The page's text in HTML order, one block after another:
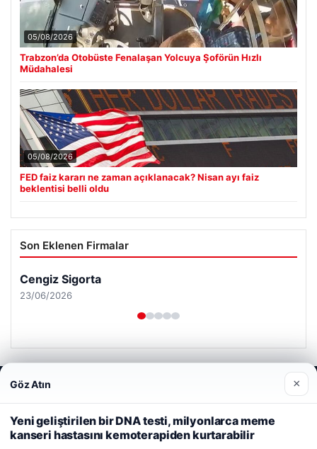
05/08/2026
Trabzon’da Otobüste Fenalaşan Yolcuya Şoförün Hızlı
Müdahalesi
05/08/2026
FED faiz kararı ne zaman açıklanacak? Nisan ayı faiz
beklentisi belli oldu
Son Eklenen Firmalar
Cengiz Sigorta
23/06/2026
Web sitemizi nasıl kullandığınızı daha iyi anlayabilmek,
deneyiminizi kişiselleştirmek ve geliştirmek amacıyla çerezler
kullanıyoruz. Çerez Politikamız
Reddet Kabul Et
Göz Atın ×
Yeni geliştirilen bir DNA testi, milyonlarca meme
kanseri hastasını kemoterapiden kurtarabilir
Tercüme Bürosu|Malta Dil Okulu|lemagrup.com.tr